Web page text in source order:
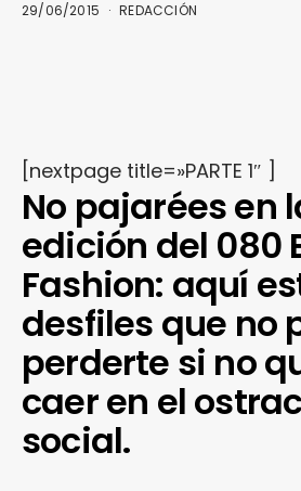
29/06/2015 REDACCIÓN
[nextpage title=»PARTE 1″ ]
No pajarées en
edición del 080
Fashion: aquí
desfiles que no
perderte si no
caer en el
social.